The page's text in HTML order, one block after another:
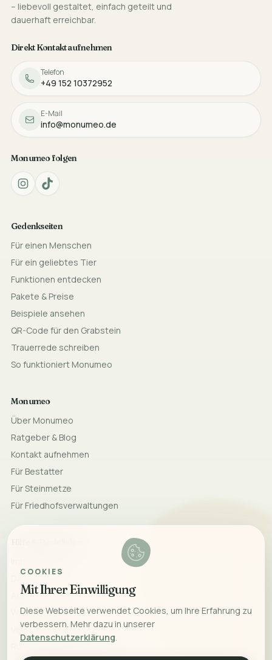
COOKIES
Mit Ihrer Einwilligung
Diese Webseite verwendet Cookies, um Ihre Erfahrung zu
verbessern. Mehr dazu in unserer
Datenschutzerklärung.
– liebevoll gestaltet, einfach geteilt und
dauerhaft erreichbar.
Direkt Kontakt aufnehmen
Telefon
+49 152 10372952
E-Mail
info@monumeo.de
Monumeo folgen
Gedenkseiten
Für einen Menschen
Für ein geliebtes Tier
Funktionen entdecken
Pakete & Preise
Beispiele ansehen
QR-Code für den Grabstein
Trauerrede schreiben
So funktioniert Monumeo
Monumeo
Über Monumeo
Ratgeber & Blog
Kontakt aufnehmen
Für Bestatter
Für Steinmetze
Für Friedhofsverwaltungen
Datenschutz
AGB
Widerrufsrecht
Versand & Lieferung
Rücksendung & Erstattung